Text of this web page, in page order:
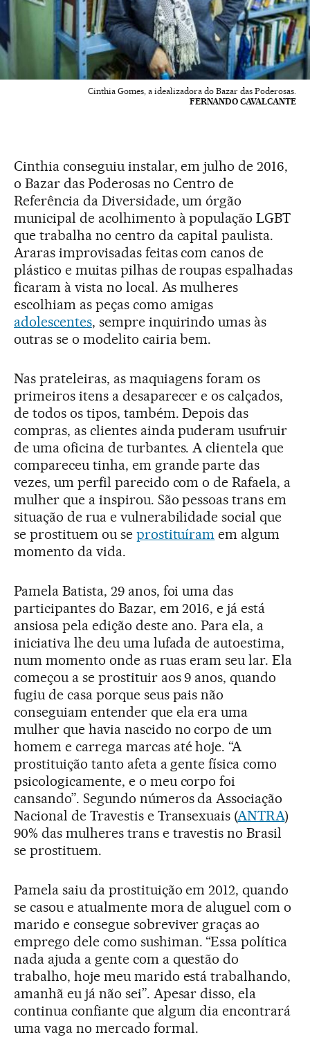
Cinthia Gomes, a idealizadora do Bazar das Poderosas.
FERNANDO CAVALCANTE
Cinthia conseguiu instalar, em julho de 2016,
o Bazar das Poderosas no Centro de
Referência da Diversidade, um órgão
municipal de acolhimento à população LGBT
que trabalha no centro da capital paulista.
Araras improvisadas feitas com canos de
plástico e muitas pilhas de roupas espalhadas
ficaram à vista no local. As mulheres
escolhiam as peças como amigas
adolescentes, sempre inquirindo umas às
outras se o modelito cairia bem.
Nas prateleiras, as maquiagens foram os
primeiros itens a desaparecer e os calçados,
de todos os tipos, também. Depois das
compras, as clientes ainda puderam usufruir
de uma oficina de turbantes. A clientela que
compareceu tinha, em grande parte das
vezes, um perfil parecido com o de Rafaela, a
mulher que a inspirou. São pessoas trans em
situação de rua e vulnerabilidade social que
se prostituem ou se prostituíram em algum
momento da vida.
Pamela Batista, 29 anos, foi uma das
participantes do Bazar, em 2016, e já está
ansiosa pela edição deste ano. Para ela, a
iniciativa lhe deu uma lufada de autoestima,
num momento onde as ruas eram seu lar. Ela
começou a se prostituir aos 9 anos, quando
fugiu de casa porque seus pais não
conseguiam entender que ela era uma
mulher que havia nascido no corpo de um
homem e carrega marcas até hoje. “A
prostituição tanto afeta a gente física como
psicologicamente, e o meu corpo foi
cansando”. Segundo números da Associação
Nacional de Travestis e Transexuais (ANTRA)
90% das mulheres trans e travestis no Brasil
se prostituem.
Pamela saiu da prostituição em 2012, quando
se casou e atualmente mora de aluguel com o
marido e consegue sobreviver graças ao
emprego dele como sushiman. “Essa política
nada ajuda a gente com a questão do
trabalho, hoje meu marido está trabalhando,
amanhã eu já não sei”. Apesar disso, ela
continua confiante que algum dia encontrará
uma vaga no mercado formal.